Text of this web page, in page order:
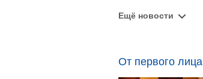
Ещё новости
От первого лица